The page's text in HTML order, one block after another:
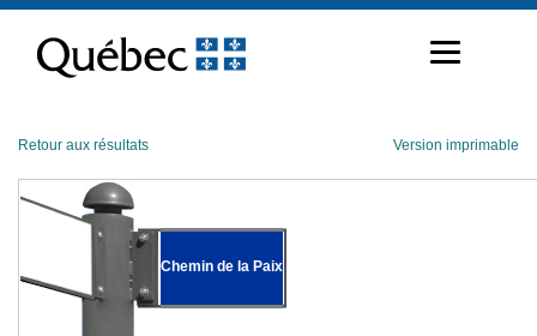
contenu
Retour aux résultats Version imprimable
Chemin de la Paix